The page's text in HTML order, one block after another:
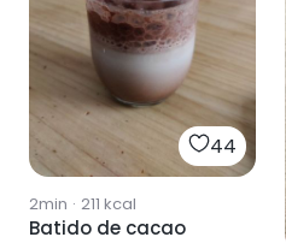
44
2min · 211 kcal
Batido de cacao